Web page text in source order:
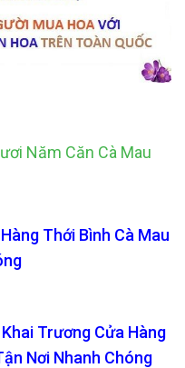
Năm Căn Cà Mau
Thới Bình Cà Mau
Trương Cửa Hàng
Nơi Nhanh Chóng